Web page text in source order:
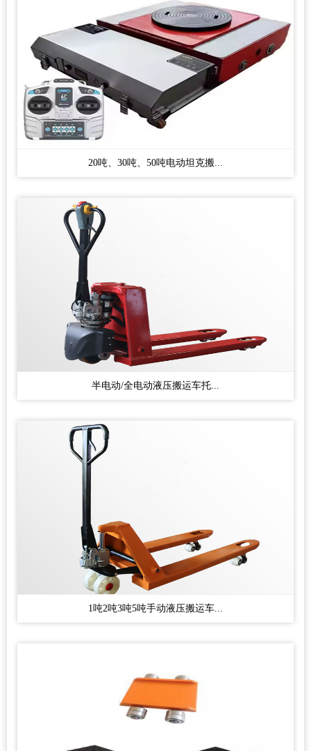
20吨、30吨、50吨电动坦克搬...
半电动/全电动液压搬运车托...
1吨2吨3吨5吨手动液压搬运车...